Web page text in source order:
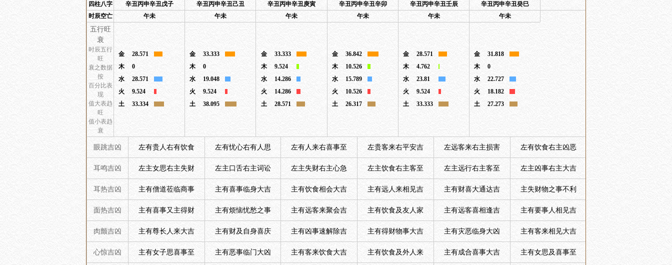
四柱八字 辛丑丙申辛丑戊子 辛丑丙申辛丑己丑 辛丑丙申辛丑庚寅 辛丑丙申辛丑辛卯 辛丑丙申辛丑壬辰
辛丑丙申辛丑癸巳
时辰空亡
午未 午未 午未 午未 午未 午未
五行旺
衰
时辰五行
旺
衰之数据
按
百分比表
现
值大表趋
旺
值小表趋
衰
金
28.571
木
0
水
28.571
火
9.524
土
33.334
金
33.333
木
0
水
19.048
火
9.524
土
38.095
金
33.333
木
9.524
水
14.286
火
14.286
土
28.571
金
36.842
木
10.526
水
15.789
火
10.526
土
26.317
金
28.571
木
4.762
水
23.81
火
9.524
土
33.333
金
31.818
木
0
水
22.727
火
18.182
土
27.273
眼跳吉凶 左有贵人右有饮食 左有忧心右有人思 左有人来右喜事至 左贵客来右平安吉 左远客来右主损害 左有饮食右主凶恶
耳鸣吉凶 左主女思右主失财 左主口舌右主词讼 左主失财右主心急 左主饮食右主客至 左主远行右主客至 左主凶事右主大吉
耳热吉凶 主有僧道莅临商事 主有喜事临身大吉 主有饮食相会大吉 主有远人来相见吉 主有财喜大通达吉 主失财物之事不利
面热吉凶 主有喜事又主得财 主有烦恼忧愁之事 主有远客来聚会吉 主有饮食及友人家 主有远客喜相逢吉 主有要事人相见吉
肉颤吉凶 主有尊长人来大吉 主有财及自身喜庆 主有凶事速解除吉 主有得财物事大吉 主有灾恶临身大凶 主有客来相见大吉
心惊吉凶 主有女子思喜事至 主有恶事临门大凶 主有客来饮食大吉 主有饮食及外人来 主有成合喜事大吉 主有女思及喜事至